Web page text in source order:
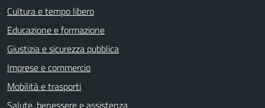
Cultura e tempo libero
Educazione e formazione
Giustizia e sicurezza pubblica
Imprese e commercio
Mobilità e trasporti
Salute, benessere e assistenza